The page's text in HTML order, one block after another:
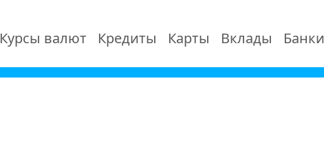
Курсы валют Кредиты Карты Вклады Банки